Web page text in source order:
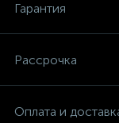
Гарантия
Рассрочка
Оплата и